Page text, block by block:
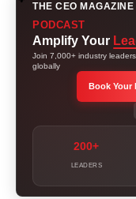
THE CEO MAGAZINE
PODCAST
Amplify Your
Join 7,000+ industry
globally
200+
LEADERS
Book Your